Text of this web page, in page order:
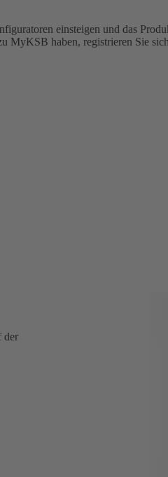
einsteigen und das
MyKSB haben, registrieren Sie sich
der